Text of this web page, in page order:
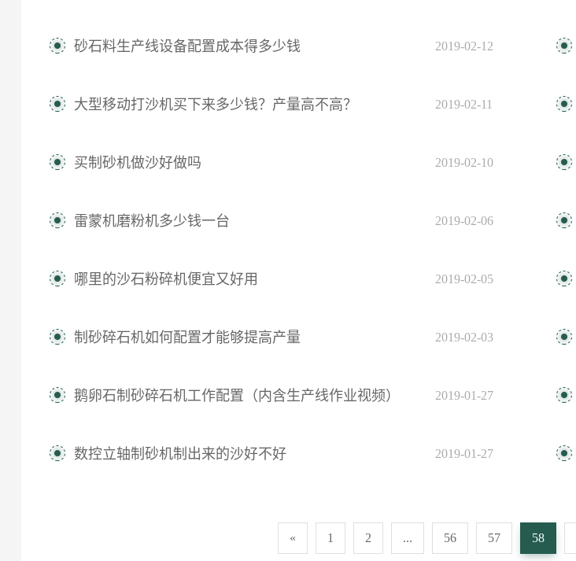
2019-02-12
砂石料生产线设备配置成本得多少钱
2019-02-11
大型移动打沙机买下来多少钱？产量高不高？
2019-02-10
买制砂机做沙好做吗
2019-02-06
雷蒙机磨粉机多少钱一台
2019-02-05
哪里的沙石粉碎机便宜又好用
2019-02-03
制砂碎石机如何配置才能够提高产量
2019-01-27
鹅卵石制砂碎石机工作配置（内含生产线作业视频）
2019-01-27
数控立轴制砂机制出来的沙好不好
« 1 2 ... 56 57 58